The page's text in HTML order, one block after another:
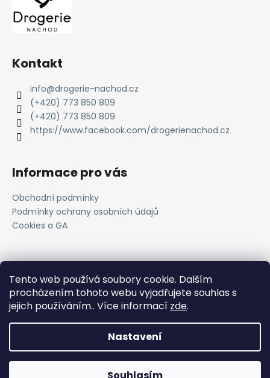
Tento web používá soubory cookie. Dalším
procházením tohoto webu vyjadřujete souhlas s
jejich používáním.. Více informací zde.
Nastavení
Kontakt
info@drogerie-nachod.cz
(+420) 773 850 809
(+420) 773 850 809
https://www.facebook.com/drogerienachod.cz
Informace pro vás
Obchodní podmínky
Podmínky ochrany osobních údajů
Cookies a GA
Novinky
Registrace do VOC systému
11.4.2025
Copyright 2026JTI Trading s.r.o.. Všechna práva